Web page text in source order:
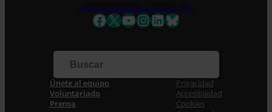
noticias@entreculturas.org
Facebook
X YouTube
Instagram
LinkedIn
Bluesky
Únete al equipo
Voluntariado
Prensa
Privacidad
Accesibilidad
Cookies